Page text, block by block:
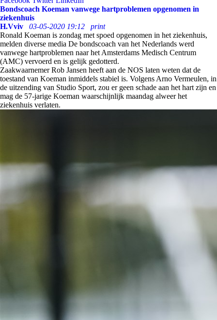
Bondscoach Koeman vanwege hartproblemen opgenomen in
ziekenhuis
H.Vviv
03-05-2020 19:12
print
Ronald Koeman is zondag met spoed opgenomen in het ziekenhuis,
melden diverse media De bondscoach van het Nederlands werd
vanwege hartproblemen naar het Amsterdams Medisch Centrum
(AMC) vervoerd en is gelijk gedotterd.
Zaakwaarnemer Rob Jansen heeft aan de NOS laten weten dat de
toestand van Koeman inmiddels stabiel is. Volgens Arno Vermeulen, in
de uitzending van Studio Sport, zou er geen schade aan het hart zijn en
mag de 57-jarige Koeman waarschijnlijk maandag alweer het
ziekenhuis verlaten.